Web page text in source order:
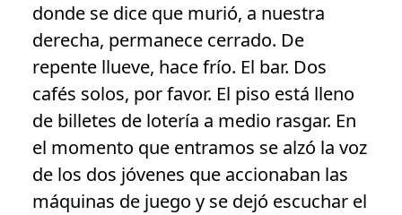
donde se dice que murió, a nuestra
derecha, permanece cerrado. De
repente llueve, hace frío. El bar. Dos
cafés solos, por favor. El piso está lleno
de billetes de lotería a medio rasgar. En
el momento que entramos se alzó la voz
de los dos jóvenes que accionaban las
máquinas de juego y se dejó escuchar el